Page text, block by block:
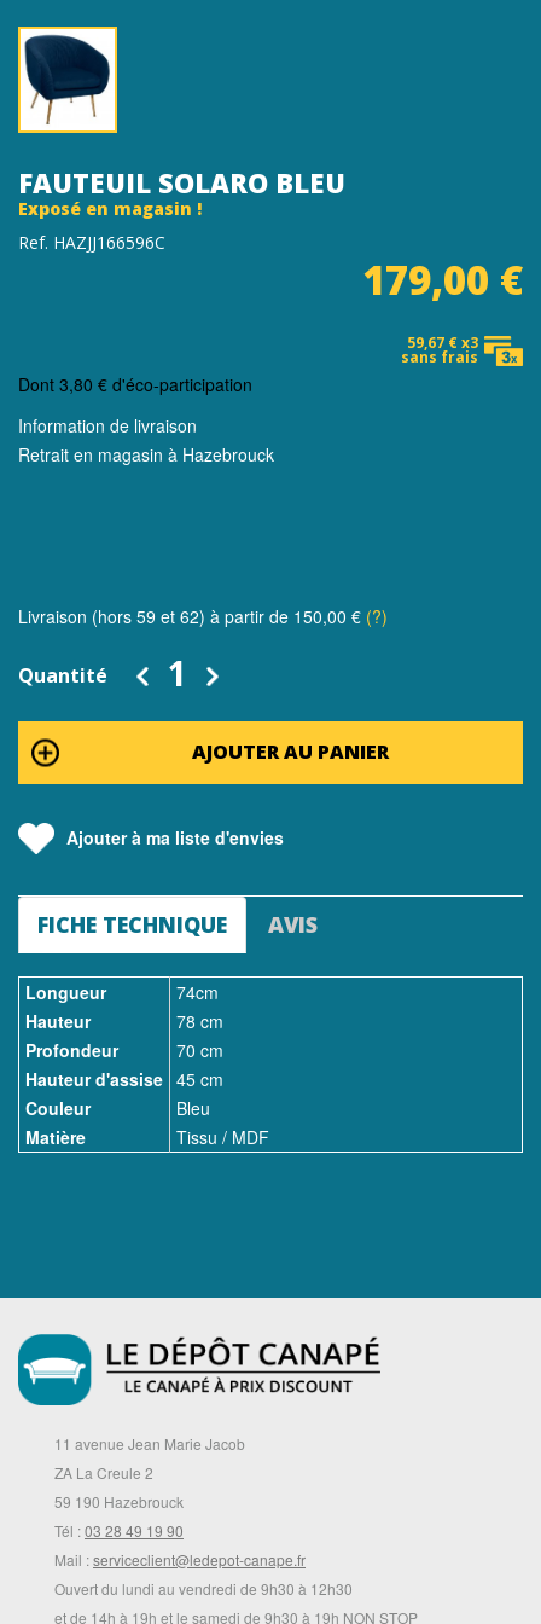
FAUTEUIL SOLARO BLEU
Exposé en magasin !
Ref. HAZJJ166596C
179,00 €
59,67 € x3
sans frais
Dont 3,80 € d'éco-participation
Information de livraison
Retrait en magasin à Hazebrouck
Livraison (hors 59 et 62) à partir de 150,00 € (?)
Quantité
AJOUTER AU PANIER
Ajouter à ma liste d'envies
FICHE TECHNIQUE AVIS
Longueur
74cm
Hauteur
78 cm
Profondeur
70 cm
Hauteur d'assise 45 cm
Couleur
Bleu
Matière
Tissu / MDF
11 avenue Jean Marie Jacob
ZA La Creule 2
59 190 Hazebrouck
Tél :03 28 49 19 90
Mail :serviceclient@ledepot-canape.fr
Ouvert du lundi au vendredi de 9h30 à 12h30
et de 14h à 19h et le samedi de 9h30 à 19h NON STOP